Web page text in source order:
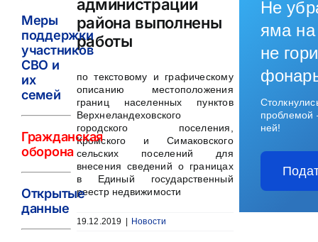
администрации
района выполнены
работы
по текстовому и графическому
описанию местоположения
границ населенных пунктов
Верхнеландеховского
городского поселения,
Кромского и Симаковского
сельских поселений для
внесения сведений о границах
в Единый государственный
реестр недвижимости
19.12.2019 Новости
Меры
поддержки
участников
СВО и
их
семей
Гражданская
оборона
Открытые
данные
Не
яма на
не
ней!